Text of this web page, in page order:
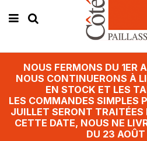
NOUS FERMONS DU 1ER
NOUS CONTINUERONS À
EN STOCK ET LES
LES COMMANDES SIMPLES
JUILLET SERONT TRAITÉES
CETTE DATE, NOUS NE
DU 23